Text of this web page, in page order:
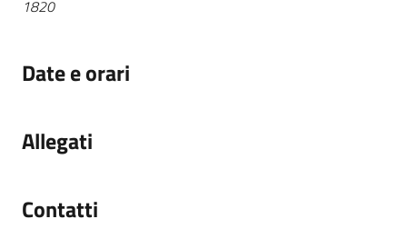
1820
Date e orari
Allegati
Contatti